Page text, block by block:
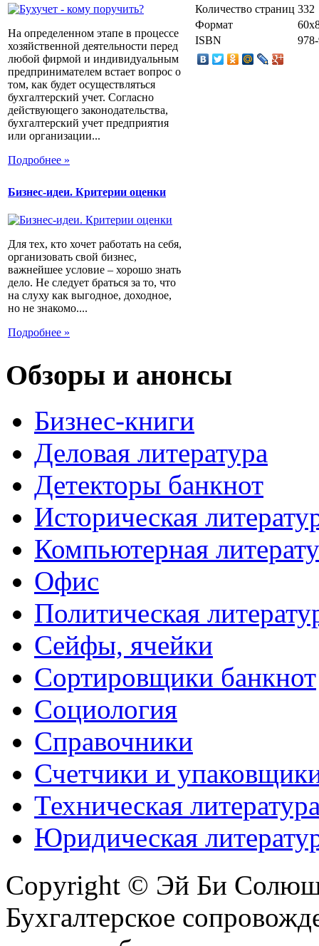
На определенном этапе в процессе
хозяйственной деятельности перед
любой фирмой и индивидуальным
предпринимателем встает вопрос о
том, как будет осуществляться
бухгалтерский учет. Согласно
действующего законодательства,
бухгалтерский учет предприятия
или организации...
Подробнее »
Бизнес-идеи. Критерии оценки
Для тех, кто хочет работать на себя,
организовать свой бизнес,
важнейшее условие – хорошо знать
дело. Не следует браться за то, что
на слуху как выгодное, доходное,
но не знакомо....
Подробнее »
Количество страниц 332
Формат
ISBN
Обзоры и анонсы
Бизнес-книги
Деловая литература
Детекторы банкнот
Историческая
Компьютерная
Офис
Политическая
Сейфы, ячейки
Сортировщики банкнот
Социология
Справочники
Счетчики и
Техническая
Юридическая
Copyright © Эй Би
Бухгалтерское